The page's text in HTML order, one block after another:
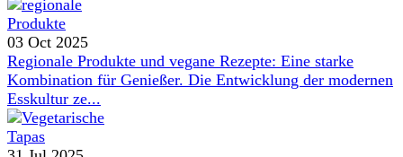
03 Oct 2025
Regionale Produkte und vegane Rezepte: Eine starke
Kombination für Genießer. Die Entwicklung der modernen
Esskultur ze...